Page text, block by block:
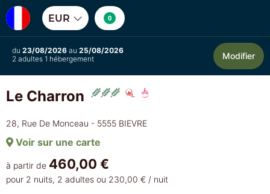
EUR 0
du 23/08/2026 au 25/08/2026
2 adultes 1 hébergement
Modifier
Le Charron
28, Rue De Monceau - 5555 BIEVRE
Voir sur une carte
à partir de 460,00 €
pour 2 nuits, 2 adultes ou 230,00 € / nuit